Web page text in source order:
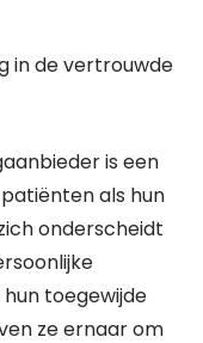
in de vertrouwde
is een
als hun
onderscheidt
toegewijde
ze ernaar om